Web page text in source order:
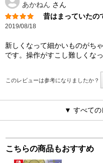
あかねん さん
昔はまっていたの
2019/08/18
新しくなって細かいものがち
です。操作がすこし難しくなっ
このレビューは参考になりましたか？
▼ すべての
こちらの商品もおすすめ